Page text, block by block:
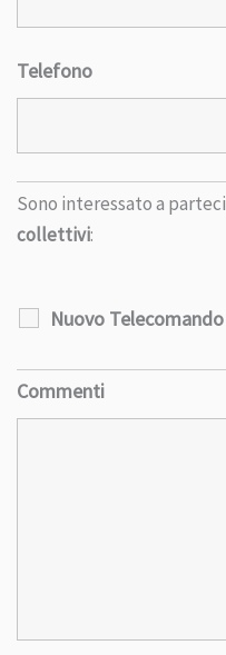
Telefono
Sono interessato a
collettivi:
Nuovo
Commenti